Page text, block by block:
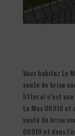
Vous habitez Le
vente de brise
littoral c’est une
Le Mas 06910 et
vente de brise
06910 et dans